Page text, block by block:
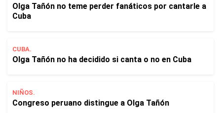
Olga Tañón no teme perder fanáticos por cantarle a
Cuba
CUBA.
Olga Tañón no ha decidido si canta o no en Cuba
NIÑOS.
Congreso peruano distingue a Olga Tañón